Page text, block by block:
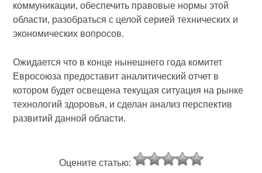
коммуникации, обеспечить правовые нормы этой
области, разобраться с целой серией технических и
экономических вопросов.
Ожидается что в конце нынешнего года комитет
Евросоюза предоставит аналитический отчет в
котором будет освещена текущая ситуация на рынке
технологий здоровья, и сделан анализ перспектив
развитий данной области.
Оцените статью: